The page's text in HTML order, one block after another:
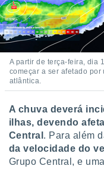
A partir de terça-feira, dia
começar a ser afetado
atlântica.
A chuva deverá
ilhas, devendo
Central . Para além
da velocidade do
Grupo Central, e